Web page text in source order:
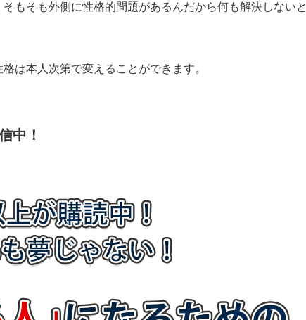
もそも外側に性格的問題があるんだから何も解決しないと
は本人次第で変えることができます。
中！